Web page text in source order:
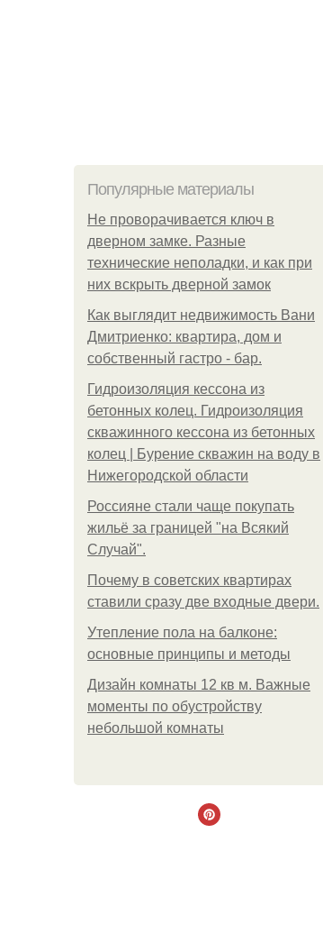
Популярные материалы
Не проворачивается ключ в
дверном замке. Разные
технические неполадки, и как при
них вскрыть дверной замок
Как выглядит недвижимость Вани
Дмитриенко: квартира, дом и
собственный гастро - бар.
Гидроизоляция кессона из
бетонных колец. Гидроизоляция
скважинного кессона из бетонных
колец | Бурение скважин на воду в
Нижегородской области
Россияне стали чаще покупать
жильё за границей "на Всякий
Случай".
Почему в советских квартирах
ставили сразу две входные двери.
Утепление пола на балконе:
основные принципы и методы
Дизайн комнаты 12 кв м. Важные
моменты по обустройству
небольшой комнаты